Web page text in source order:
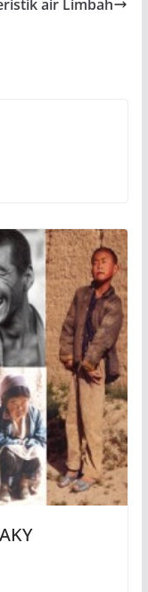
air Limbah